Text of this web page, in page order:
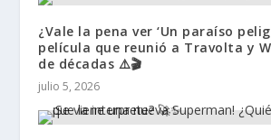
¿Vale la pena ver ‘Un paraíso
película que reunió a Travolta y
de décadas ⚠️🎬
julio 5, 2026